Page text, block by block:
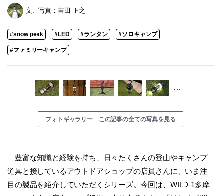
文、写真： 吉田 正之
#snow peak #LED #ランタン #ソロキャンプ
#ファミリーキャンプ
…
フォトギャラリー この記事の全ての写真を見る
豊富な知識と経験を持ち、日々たくさんの登山やキャンプ
道具と接しているアウトドアショップの店員さんに、いま注
目の製品を紹介していただくシリーズ。今回は、WILD-1多摩